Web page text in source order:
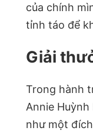
của chính
tỉnh táo để
Giải
Trong hành
Annie
như một